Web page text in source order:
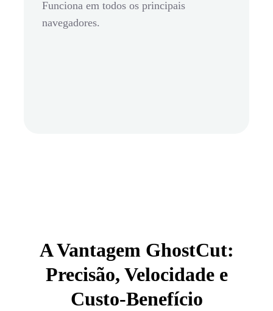
Funciona em todos os principais
navegadores.
A Vantagem GhostCut:
Precisão, Velocidade e
Custo-Benefício